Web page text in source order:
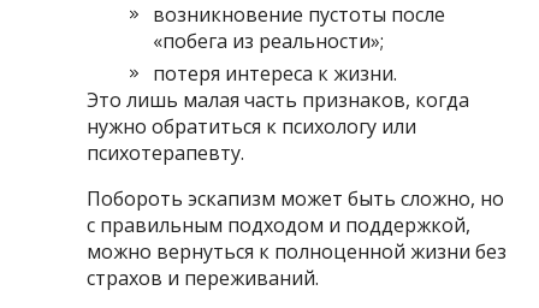
возникновение пустоты после
«побега из реальности»;
потеря интереса к жизни.
Это лишь малая часть признаков, когда
нужно обратиться к психологу или
психотерапевту.
Побороть эскапизм может быть сложно, но
с правильным подходом и поддержкой,
можно вернуться к полноценной жизни без
страхов и переживаний.